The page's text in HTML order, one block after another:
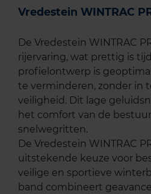
Vredestein WINTRAC
De Vredestein WINTRAC
rijervaring, wat prettig is
profielontwerp is
te verminderen, zonder in
veiligheid. Dit lage
het comfort van de
snelwegritten.
De Vredestein WINTRAC
uitstekende keuze voor
veilige en sportieve
band combineert